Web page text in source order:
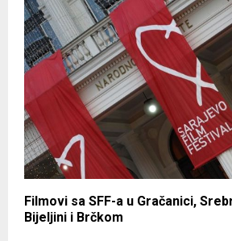
Filmovi sa SFF-a u Gračanici,
Bijeljini i Brčkom